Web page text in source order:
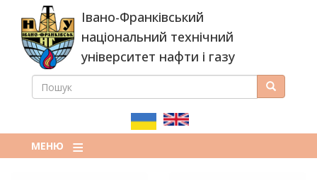
основного
вмісту
Івано-Франківський
національний технічний
університет нафти і газу
ПОШУКОВА
ПОШУК Пошук
МЕНЮ